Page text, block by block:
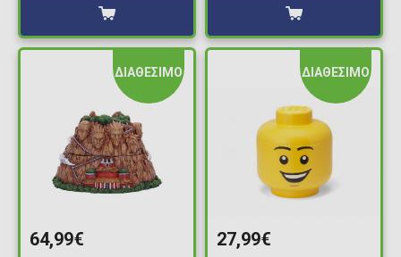
ΔΙΑΘΕΣΙΜΟ
64,99€
ΔΙΑΘΕΣΙΜΟ
27,99€